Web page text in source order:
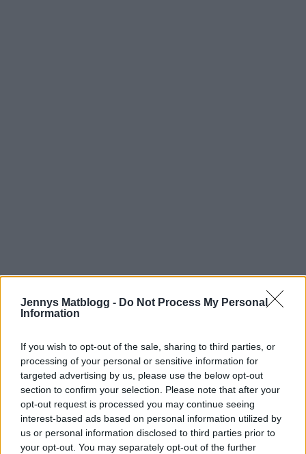
Jennys Matblogg - Do Not Process My Personal
Information
If you wish to opt-out of the sale, sharing to third parties, or
processing of your personal or sensitive information for
targeted advertising by us, please use the below opt-out
section to confirm your selection. Please note that after your
opt-out request is processed you may continue seeing
interest-based ads based on personal information utilized by
us or personal information disclosed to third parties prior to
your opt-out. You may separately opt-out of the further
Prenumerera Logga in